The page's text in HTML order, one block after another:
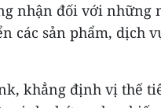
nhận đối với những
các sản phẩm, dịch
khẳng định vị thế